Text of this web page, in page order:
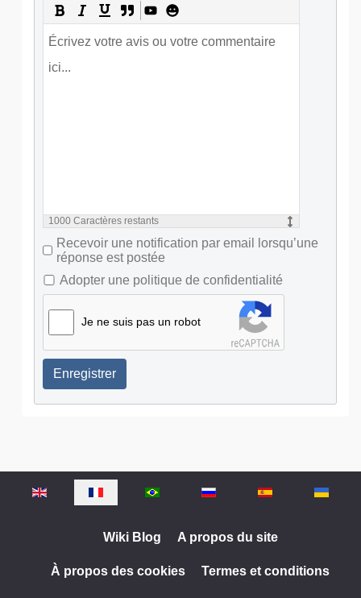
1000 Caractères restants
Recevoir une notification par email lorsqu’une
réponse est postée
Adopter une politique de confidentialité
Je ne suis pas un robot
Enregistrer
Sélectionnez votre langue
Wiki Blog A propos du site
À propos des cookies Termes et conditions